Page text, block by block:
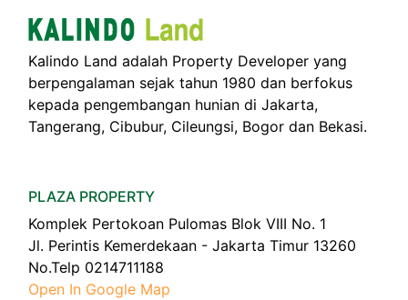
Kalindo Land adalah Property Developer yang
berpengalaman sejak tahun 1980 dan berfokus
kepada pengembangan hunian di Jakarta,
Tangerang, Cibubur, Cileungsi, Bogor dan Bekasi.
PLAZA PROPERTY
Komplek Pertokoan Pulomas Blok VIII No. 1
Jl. Perintis Kemerdekaan - Jakarta Timur 13260
No.Telp 0214711188
Open In Google Map